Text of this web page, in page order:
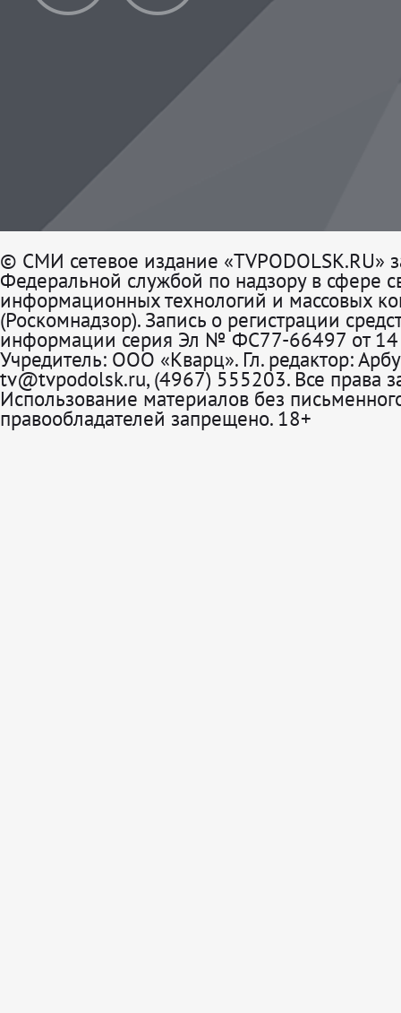
© СМИ сетевое издание «TVPODOLSK.RU»
Федеральной службой по надзору в сфере
информационных технологий и массовых
(Роскомнадзор). Запись о регистрации
информации серия Эл № ФС77-66497 от 14
Учредитель: ООО «Кварц». Гл. редактор:
tv@tvpodolsk.ru, (4967) 555203. Все права
Использование материалов без
правообладателей запрещено. 18+